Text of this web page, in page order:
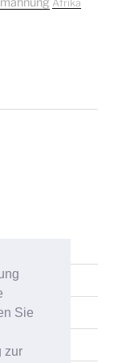
Sie
zur
Afrika